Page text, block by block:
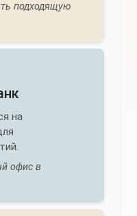
подходящую
на
офис в